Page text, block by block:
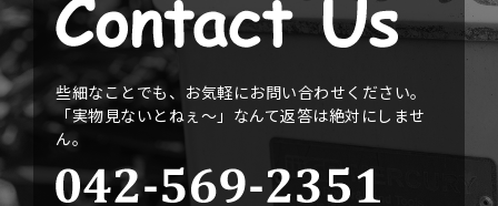
些細なことでも、お気軽にお問い合わせください。
「実物見ないとねぇ〜」なんて返答は絶対にしませ
ん。